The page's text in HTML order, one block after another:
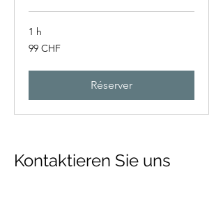
1 h
99
francs
99 CHF
Réserver
Kontaktieren Sie uns